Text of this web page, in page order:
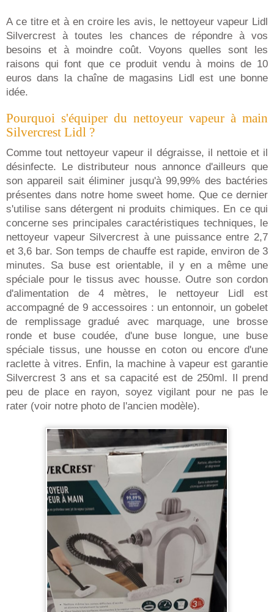
A ce titre et à en croire les avis, le nettoyeur vapeur Lidl
Silvercrest à toutes les chances de répondre à vos
besoins et à moindre coût. Voyons quelles sont les
raisons qui font que ce produit vendu à moins de 10
euros dans la chaîne de magasins Lidl est une bonne
idée.
Pourquoi s'équiper du nettoyeur vapeur à main
Silvercrest Lidl ?
Comme tout nettoyeur vapeur il dégraisse, il nettoie et il
désinfecte. Le distributeur nous annonce d'ailleurs que
son appareil sait éliminer jusqu'à 99,99% des bactéries
présentes dans notre home sweet home. Que ce dernier
s'utilise sans détergent ni produits chimiques. En ce qui
concerne ses principales caractéristiques techniques, le
nettoyeur vapeur Silvercrest à une puissance entre 2,7
et 3,6 bar. Son temps de chauffe est rapide, environ de 3
minutes. Sa buse est orientable, il y en a même une
spéciale pour le tissus avec housse. Outre son cordon
d'alimentation de 4 mètres, le nettoyeur Lidl est
accompagné de 9 accessoires : un entonnoir, un gobelet
de remplissage gradué avec marquage, une brosse
ronde et buse coudée, d'une buse longue, une buse
spéciale tissus, une housse en coton ou encore d'une
raclette à vitres. Enfin, la machine à vapeur est garantie
Silvercrest 3 ans et sa capacité est de 250ml. Il prend
peu de place en rayon, soyez vigilant pour ne pas le
rater (voir notre photo de l'ancien modèle).